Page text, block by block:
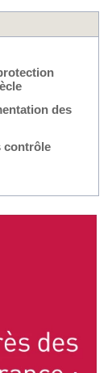
des
contrôle